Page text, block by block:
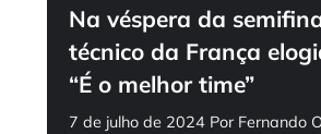
Na véspera da
técnico da França
“É o melhor time”
7 de julho de 2024 Por Fernando